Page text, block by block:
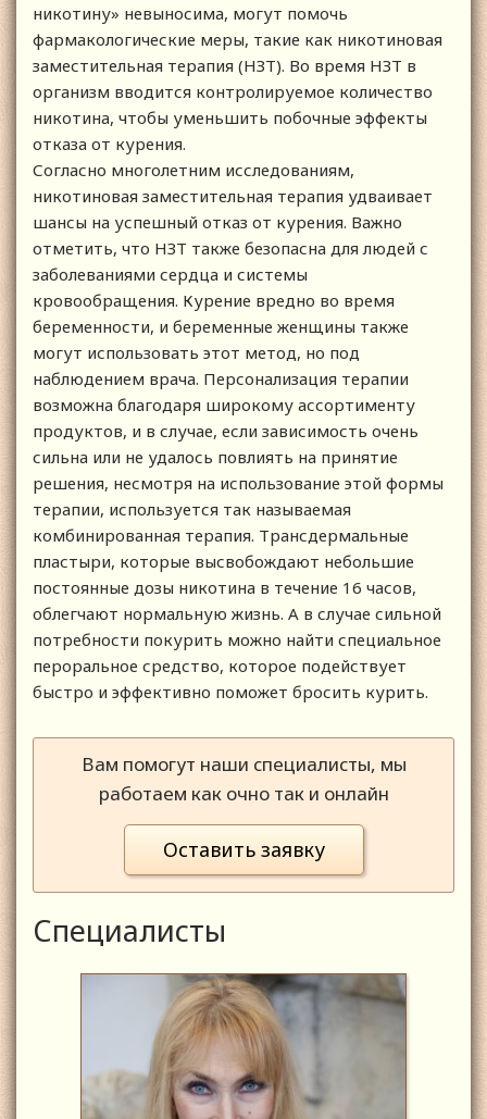
никотину» невыносима, могут помочь
фармакологические меры, такие как никотиновая
заместительная терапия (НЗТ). Во время НЗТ в
организм вводится контролируемое количество
никотина, чтобы уменьшить побочные эффекты
отказа от курения.
Согласно многолетним исследованиям,
никотиновая заместительная терапия удваивает
шансы на успешный отказ от курения. Важно
отметить, что НЗТ также безопасна для людей с
заболеваниями сердца и системы
кровообращения. Курение вредно во время
беременности, и беременные женщины также
могут использовать этот метод, но под
наблюдением врача. Персонализация терапии
возможна благодаря широкому ассортименту
продуктов, и в случае, если зависимость очень
сильна или не удалось повлиять на принятие
решения, несмотря на использование этой формы
терапии, используется так называемая
комбинированная терапия. Трансдермальные
пластыри, которые высвобождают небольшие
постоянные дозы никотина в течение 16 часов,
облегчают нормальную жизнь. А в случае сильной
потребности покурить можно найти специальное
пероральное средство, которое подействует
быстро и эффективно поможет бросить курить.
Вам помогут наши специалисты, мы
работаем как очно так и онлайн
Оставить заявку
Специалисты